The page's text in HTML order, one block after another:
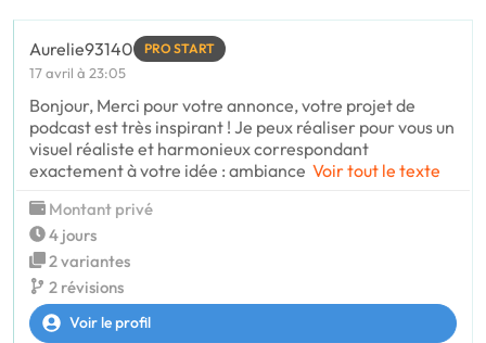
Aurelie93140 PRO START
17 avril à 23:05
Bonjour, Merci pour votre annonce, votre projet de
podcast est très inspirant ! Je peux réaliser pour vous un
visuel réaliste et harmonieux correspondant
exactement à votre idée : ambiance Voir tout le texte
Montant privé
4 jours
2 variantes
2 révisions
Voir le profil